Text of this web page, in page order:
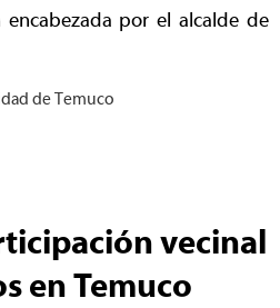
por el alcalde de
de Temuco
vecinal
en Temuco